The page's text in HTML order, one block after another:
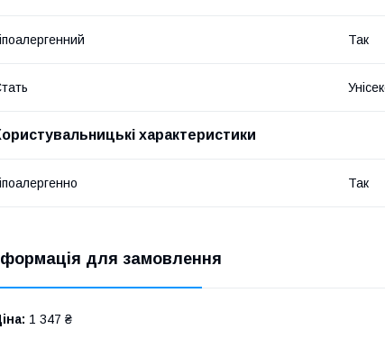
Так
характеристики
Так
для замовлення
1 347 ₴